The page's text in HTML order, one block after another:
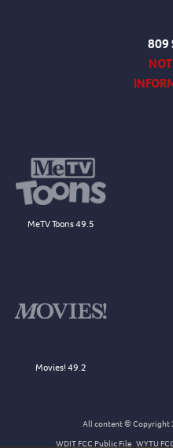
809
MeTV Toons 49.5
Movies! 49.2
All content © Copyright
WDJT FCC Public File WYTU